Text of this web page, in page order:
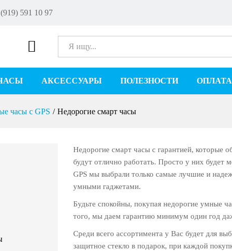
591 10 97
Все
ЧАСЫ АКСЕССУАРЫ ПОЛЕЗНОСТИ
часы с GPS / Недорогие смарт часы
Недорогие смарт часы с гарантией, которые
будут отлично работать. Просто у них будет
GPS мы выбрали только самые лучшие и
умными гаджетами.
Будьте спокойны, покупая недорогие умные
того, мы даем гарантию минимум один год
Среди всего ассортимента у Вас будет для
защитное стекло в подарок, при каждой